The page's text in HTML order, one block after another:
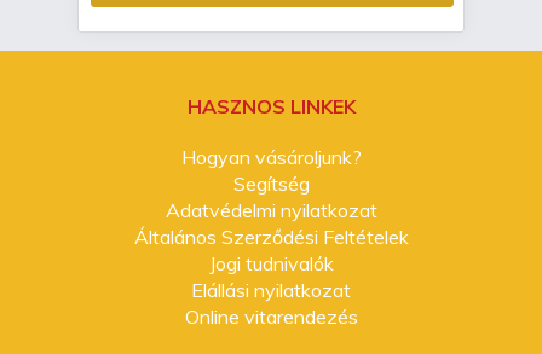
HASZNOS LINKEK
Hogyan vásároljunk?
Segítség
Adatvédelmi nyilatkozat
Általános Szerződési Feltételek
Jogi tudnivalók
Elállási nyilatkozat
Online vitarendezés